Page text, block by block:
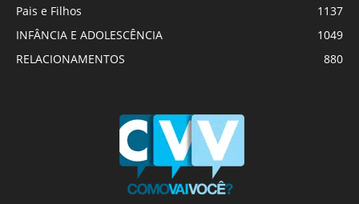
Pais e Filhos
1137
INFÂNCIA E ADOLESCÊNCIA
1049
RELACIONAMENTOS
880